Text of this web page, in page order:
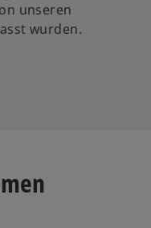
unseren
wurden.